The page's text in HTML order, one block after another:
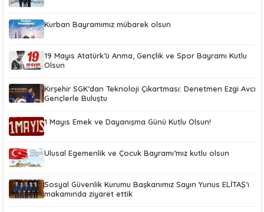
Kurban Bayramımız mübarek olsun
19 Mayıs Atatürk’ü Anma, Gençlik ve Spor Bayramı Kutlu
Olsun
Kırşehir SGK’dan Teknoloji Çıkartması: Denetmen Ezgi Avcı
Gençlerle Buluştu
1 Mayıs Emek ve Dayanışma Günü Kutlu Olsun!
Ulusal Egemenlik ve Çocuk Bayramı’mız kutlu olsun
Sosyal Güvenlik Kurumu Başkanımız Sayın Yunus ELİTAŞ’ı
makamında ziyaret ettik